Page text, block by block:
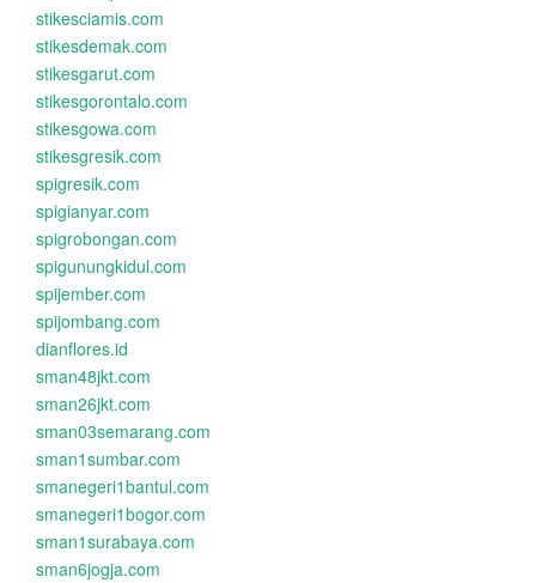
stikesciamis.com
stikesdemak.com
stikesgarut.com
stikesgorontalo.com
stikesgowa.com
stikesgresik.com
spigresik.com
spigianyar.com
spigrobongan.com
spigunungkidul.com
spijember.com
spijombang.com
dianflores.id
sman48jkt.com
sman26jkt.com
sman03semarang.com
sman1sumbar.com
smanegeri1bantul.com
smanegeri1bogor.com
sman1surabaya.com
sman6jogja.com